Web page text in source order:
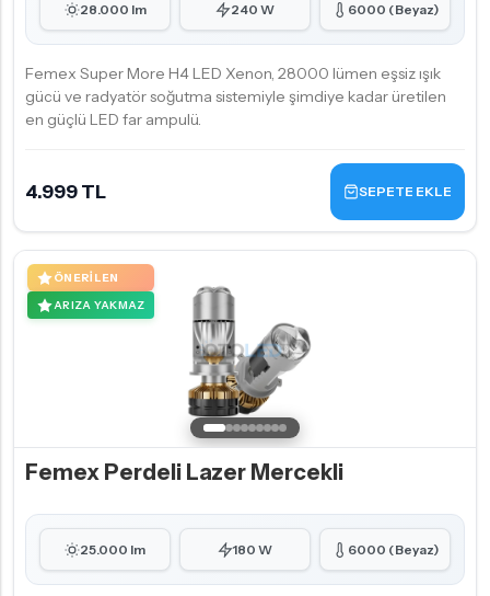
28.000 lm 240 W 6000 (Beyaz)
Femex Super More H4 LED Xenon, 28000 lümen eşsiz ışık
gücü ve radyatör soğutma sistemiyle şimdiye kadar üretilen
en güçlü LED far ampulü.
4.999 TL SEPETE EKLE
ÖNERILEN
ARIZA YAKMAZ
Femex Perdeli Lazer Mercekli
25.000 lm 180 W 6000 (Beyaz)